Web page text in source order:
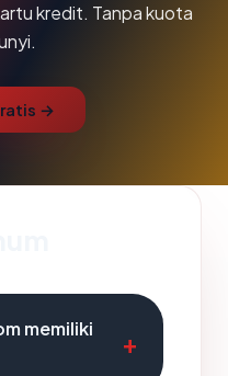
kredit. Tanpa kuota
→
memiliki